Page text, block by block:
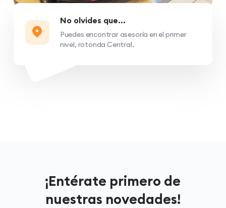
No olvides que...
Puedes encontrar asesoría en el primer
nivel, rotonda Central.
¡Entérate primero de
nuestras novedades!